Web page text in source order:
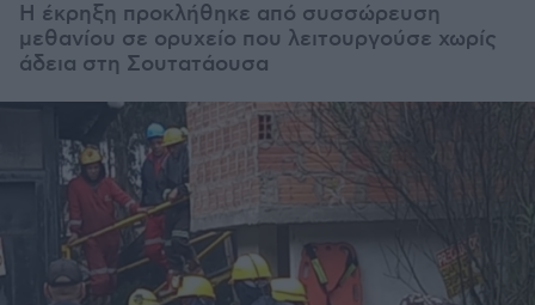
Η έκρηξη προκλήθηκε από συσσώρευση
μεθανίου σε ορυχείο που λειτουργούσε χωρίς
άδεια στη Σουτατάουσα